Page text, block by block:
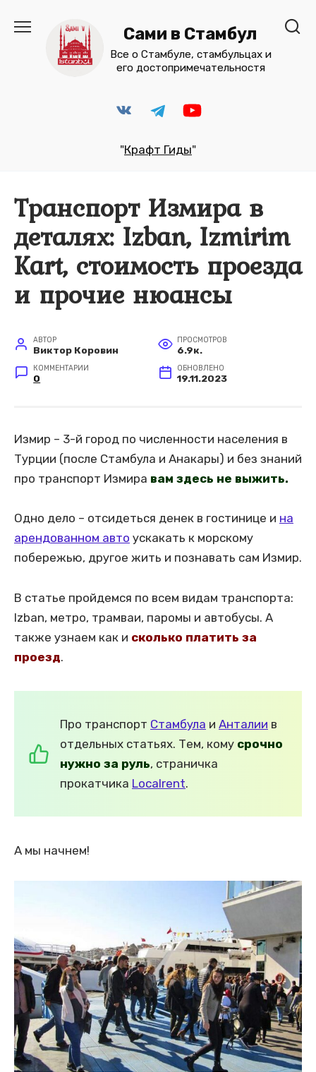
содержанию
Сами в Стамбул
Все о Стамбуле, стамбульцах и
его достопримечательностя
"Крафт Гиды"
Транспорт Измира в
деталях: Izban, Izmirim
Kart, стоимость проезда
и прочие нюансы
АВТОР
Виктор Коровин
ПРОСМОТРОВ
6.9к.
КОММЕНТАРИИ
0
ОБНОВЛЕНО
19.11.2023
Измир – 3-й город по численности населения в
Турции (после Стамбула и Анакары) и без знаний
про транспорт Измира вам здесь не выжить.
Одно дело – отсидеться денек в гостинице и на
арендованном авто ускакать к морскому
побережью, другое жить и познавать сам Измир.
В статье пройдемся по всем видам транспорта:
Izban, метро, трамваи, паромы и автобусы. А
также узнаем как и сколько платить за
проезд.
Про транспорт Стамбула и Анталии в
отдельных статьях. Тем, кому срочно
нужно за руль, страничка
прокатчика Localrent.
А мы начнем!